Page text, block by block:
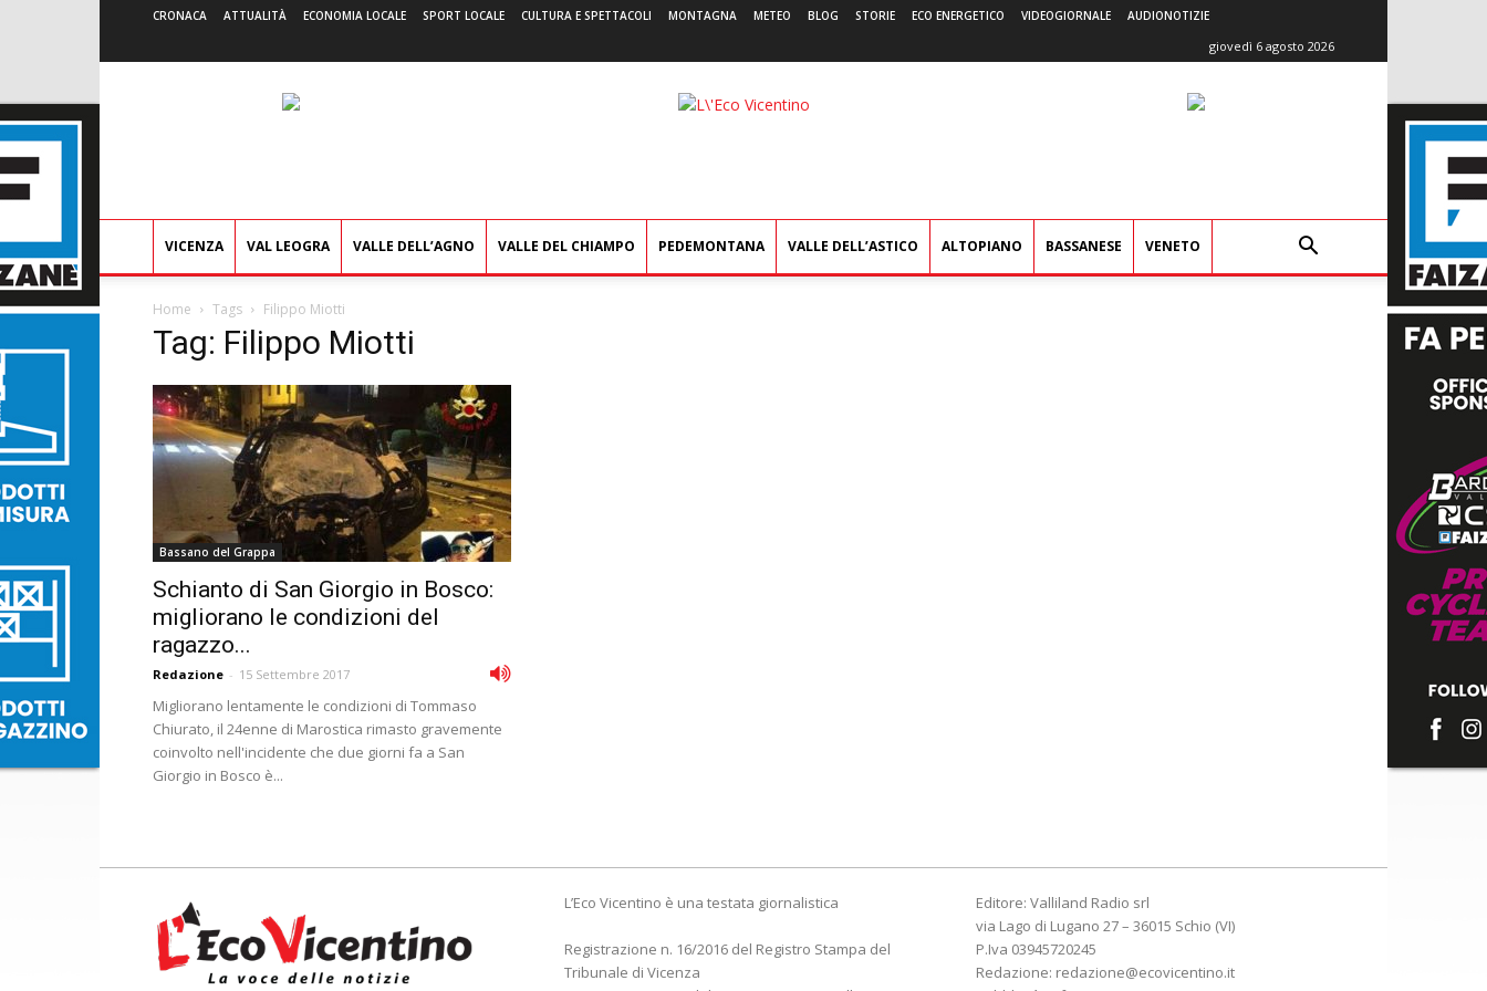
CRONACA ATTUALITÀ ECONOMIA LOCALE SPORT LOCALE CULTURA E SPETTACOLI MONTAGNA METEO BLOG STORIE ECO ENERGETICO VIDEOGIORNALE AUDIONOTIZIE
giovedì 6 agosto 2026
L'Eco
VICENZA VAL LEOGRA VALLE DELL’AGNO VALLE DEL CHIAMPO PEDEMONTANA VALLE DELL’ASTICO ALTOPIANO BASSANESE VENETO
Home Tags Filippo Miotti
Tag: Filippo Miotti
Bassano del Grappa
Schianto di San Giorgio in Bosco:
migliorano le condizioni del
ragazzo...
Redazione - 15 Settembre 2017
Migliorano lentamente le condizioni di Tommaso
Chiurato, il 24enne di Marostica rimasto gravemente
coinvolto nell'incidente che due giorni fa a San
Giorgio in Bosco è...
L’Eco Vicentino è una testata giornalistica
Registrazione n. 16/2016 del Registro Stampa del
Tribunale di Vicenza
Editore: Valliland Radio srl
via Lago di Lugano 27 – 36015 Schio (VI)
P.Iva 03945720245
Redazione: redazione@ecovicentino.it